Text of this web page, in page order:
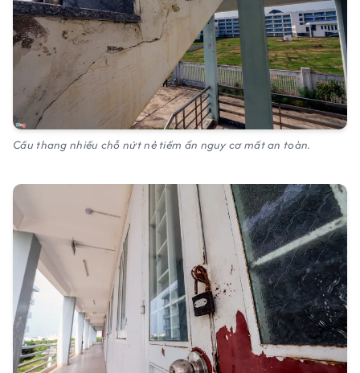
Cầu thang nhiều chỗ nứt nẻ tiềm ẩn nguy cơ mất an toàn.